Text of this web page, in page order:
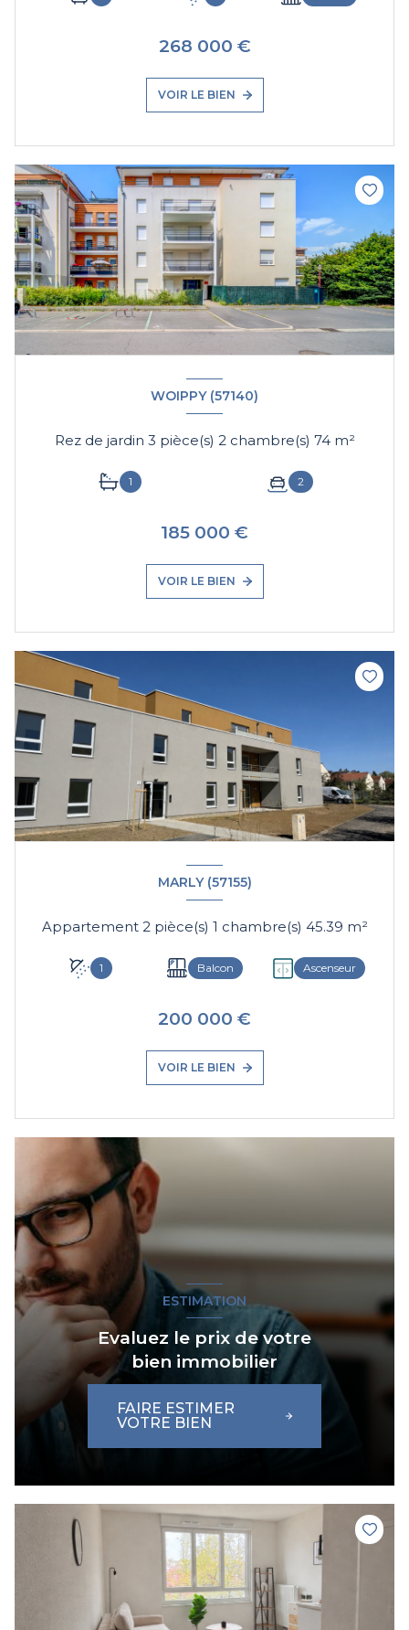
268 000 €
VOIR LE BIEN
WOIPPY (57140)
Rez de jardin 3 pièce(s) 2 chambre(s) 74 m²
1 2
185 000 €
VOIR LE BIEN
MARLY (57155)
Appartement 2 pièce(s) 1 chambre(s) 45.39 m²
1 Balcon Ascenseur
200 000 €
VOIR LE BIEN
ESTIMATION
Evaluez le prix de votre
bien immobilier
FAIRE ESTIMER
VOTRE BIEN